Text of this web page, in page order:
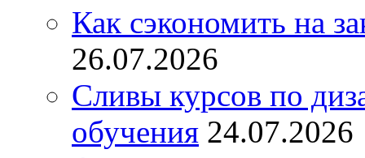
Как сэкономить на
26.07.2026
Сливы курсов по
обучения 24.07.2026